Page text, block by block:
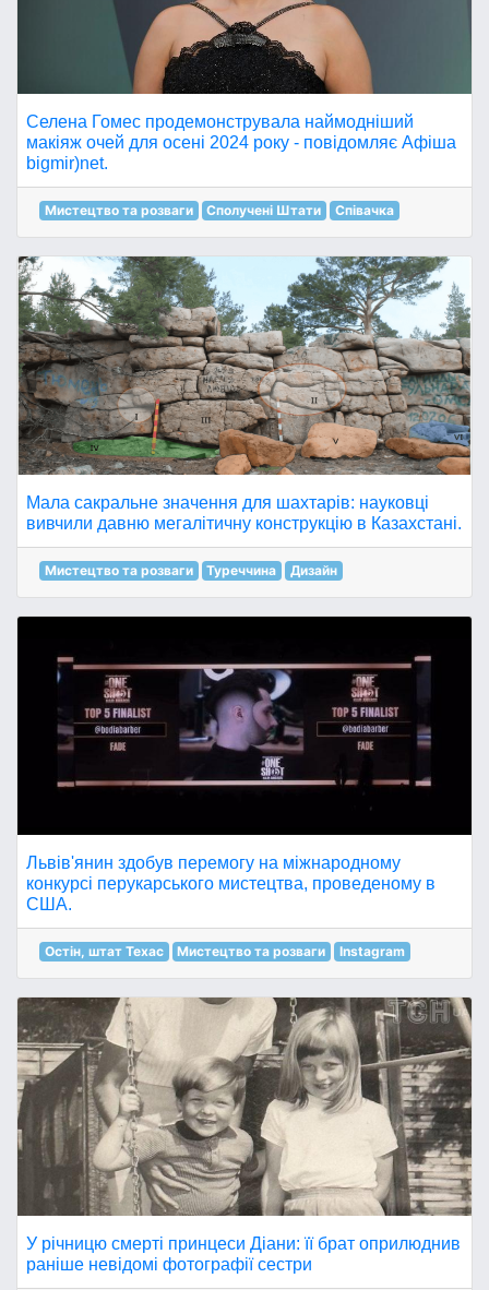
Селена Гомес продемонструвала наймодніший
макіяж очей для осені 2024 року - повідомляє Афіша
bigmir)net.
Мистецтво та розваги Сполучені Штати Співачка
Мала сакральне значення для шахтарів: науковці
вивчили давню мегалітичну конструкцію в Казахстані.
Мистецтво та розваги Туреччина Дизайн
Львів'янин здобув перемогу на міжнародному
конкурсі перукарського мистецтва, проведеному в
США.
Остін, штат Техас Мистецтво та розваги Instagram
У річницю смерті принцеси Діани: її брат оприлюднив
раніше невідомі фотографії сестри